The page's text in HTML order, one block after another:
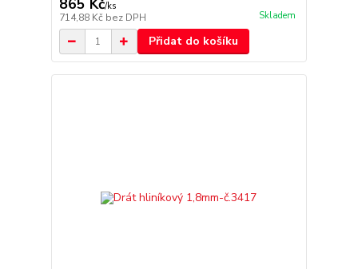
865 Kč/ks
714,88 Kč bez DPH Skladem
Přidat do košíku